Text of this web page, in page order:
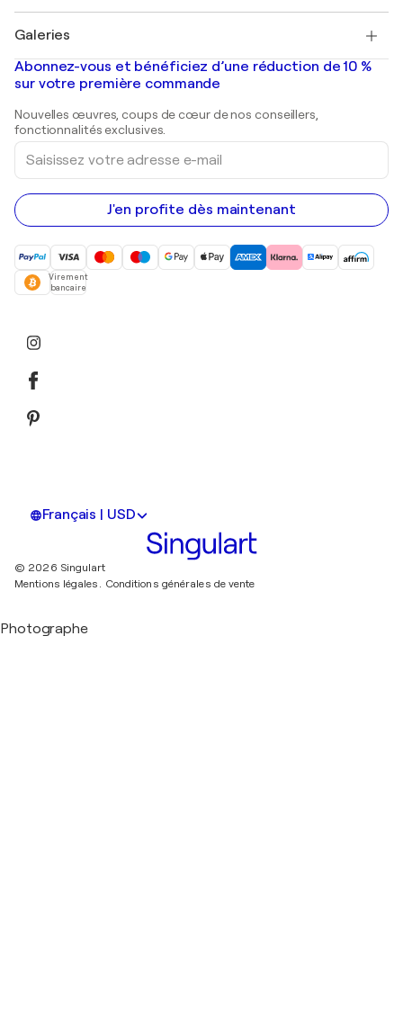
Banksy
Mr. Brainwash
Shepard Fairey
Tableaux abstraits à vendre
Peintures de paysage
Estampes
Peintures acryliques
Galeries
Galeries d'art en France
Galeries d'art en Belgique
Abonnez-vous et bénéficiez d’une réduction de 10 %
sur votre première commande
Nouvelles œuvres, coups de cœur de nos conseillers,
fonctionnalités exclusives.
Saisissez
votre
adresse
e-
mail
J'en profite dès maintenant
Virement
bancaire
Français | USD
© 2026 Singulart
Mentions légales. Conditions générales de vente
Photographe